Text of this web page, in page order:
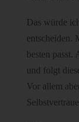
Das würde
entscheiden.
besten
und folgt
Vor allem